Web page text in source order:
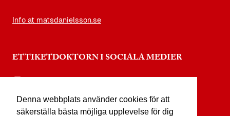
Denna webbplats använder cookies för att
säkerställa bästa möjliga upplevelse för dig
Info at matsdanielsson.se
ETTIKETDOKTORN I SOCIALA MEDIER
facebook.com/etikettdoktorn